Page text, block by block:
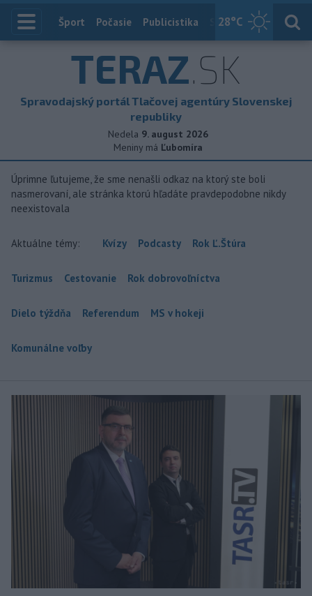
28°C
Index
Šport Počasie Publicistika Slovensko
TERAZ.SK
Spravodajský portál Tlačovej agentúry Slovenskej
republiky
Nedela 9. august 2026
Meniny má Ľubomíra
Úprimne ľutujeme, že sme nenašli odkaz na ktorý ste boli
nasmerovaní, ale stránka ktorú hľadáte pravdepodobne nikdy
neexistovala
Aktuálne témy: Kvízy Podcasty Rok Ľ.Štúra
Turizmus Cestovanie Rok dobrovoľníctva
Dielo týždňa Referendum MS v hokeji
Komunálne voľby